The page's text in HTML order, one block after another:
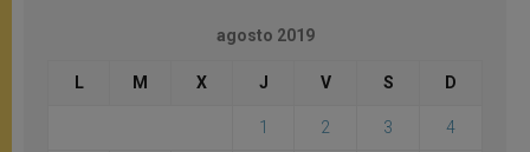
agosto 2019
L M X J V S D
1 2 3 4